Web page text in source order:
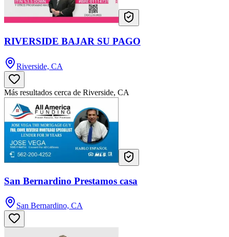
RIVERSIDE BAJAR SU PAGO
Riverside, CA
Más resultados cerca de Riverside, CA
San Bernardino Prestamos casa
San Bernardino, CA